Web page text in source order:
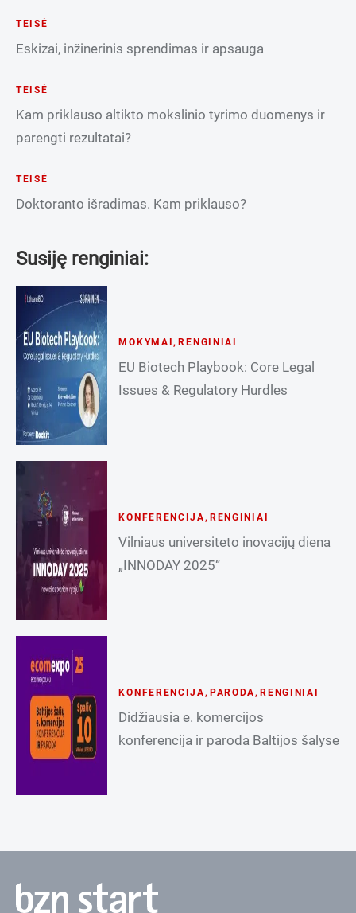
TEISĖ
Eskizai, inžinerinis sprendimas ir apsauga
TEISĖ
Kam priklauso altikto mokslinio tyrimo duomenys ir
parengti rezultatai?
TEISĖ
Doktoranto išradimas. Kam priklauso?
Susiję renginiai:
MOKYMAI ,RENGINIAI
EU Biotech Playbook: Core Legal
Issues & Regulatory Hurdles
KONFERENCIJA , RENGINIAI
Vilniaus universiteto inovacijų diena
„INNODAY 2025“
KONFERENCIJA , PARODA ,RENGINIAI
Didžiausia e. komercijos
konferencija ir paroda Baltijos šalyse